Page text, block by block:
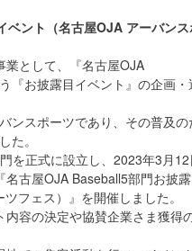
ント（名古屋OJA アーバンス
業として、『名古屋OJA
『お披露目イベント』の企画・
ンスポーツであり、その普及の
た。
を正式に設立し、2023年3月12
古屋OJA Baseball5部門お披露
フェス）』を開催しました。
容の決定や協賛企業さま獲得